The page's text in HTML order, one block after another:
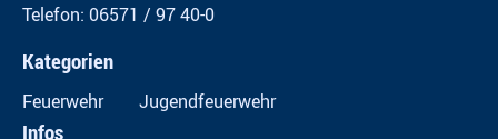
Telefon: 06571 / 97 40-0
Kategorien
Feuerwehr Jugendfeuerwehr
Infos